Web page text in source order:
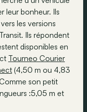
leur bonheur. Ils
les versions
Ils répondent
disponibles en
Tourneo Courier
(4,50 m ou 4,83
son petit
:5,05 m et